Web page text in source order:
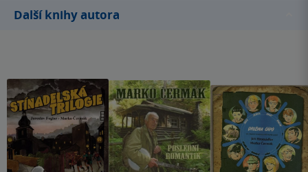
Další knihy autora